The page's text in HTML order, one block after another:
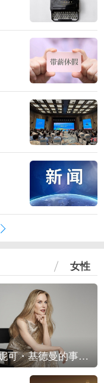
女性
回溯妮可・基德曼的事业轨迹